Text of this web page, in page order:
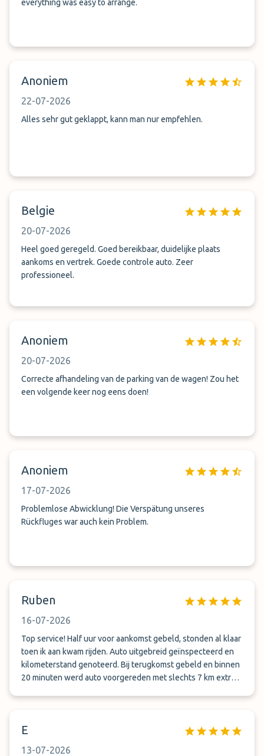
everything was easy to arrange.
Anoniem
22-07-2026
Alles sehr gut geklappt, kann man nur empfehlen.
Belgie
20-07-2026
Heel goed geregeld. Goed bereikbaar, duidelijke plaats
aankoms en vertrek. Goede controle auto. Zeer
professioneel.
Anoniem
20-07-2026
Correcte afhandeling van de parking van de wagen! Zou het
een volgende keer nog eens doen!
Anoniem
17-07-2026
Problemlose Abwicklung! Die Verspätung unseres
Rückfluges war auch kein Problem.
Ruben
16-07-2026
Top service! Half uur voor aankomst gebeld, stonden al klaar
toen ik aan kwam rijden. Auto uitgebreid geïnspecteerd en
kilometerstand genoteerd. Bij terugkomst gebeld en binnen
20 minuten werd auto voorgereden met slechts 7 km extra
E
13-07-2026